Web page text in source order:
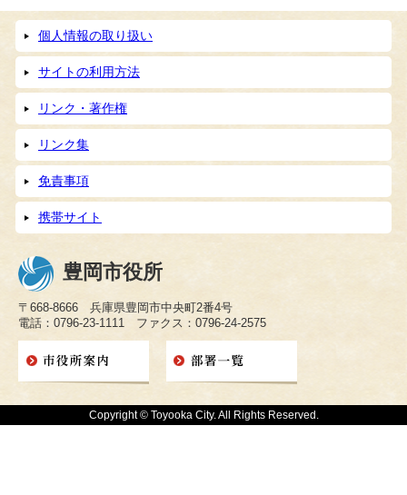
個人情報の取り扱い
サイトの利用方法
リンク・著作権
リンク集
免責事項
携帯サイト
豊岡市役所
〒668-8666 兵庫県豊岡市中央町2番4号
電話：0796-23-1111 ファクス：0796-24-2575
Copyright © Toyooka City. All Rights Reserved.